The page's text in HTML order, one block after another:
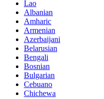
Lao
Albanian
Amharic
Armenian
Azerbaijani
Belarusian
Bengali
Bosnian
Bulgarian
Cebuano
Chichewa